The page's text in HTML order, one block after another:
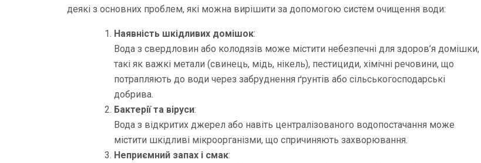
деякі з основних проблем, які можна вирішити за допомогою систем очищення води:
Наявність шкідливих домішок:
Вода з свердловин або колодязів може містити небезпечні для здоров’я домішки,
такі як важкі метали (свинець, мідь, нікель), пестициди, хімічні речовини, що
потрапляють до води через забруднення ґрунтів або сільськогосподарські
добрива.
Бактерії та віруси:
Вода з відкритих джерел або навіть централізованого водопостачання може
містити шкідливі мікроорганізми, що спричиняють захворювання.
Неприємний запах і смак: